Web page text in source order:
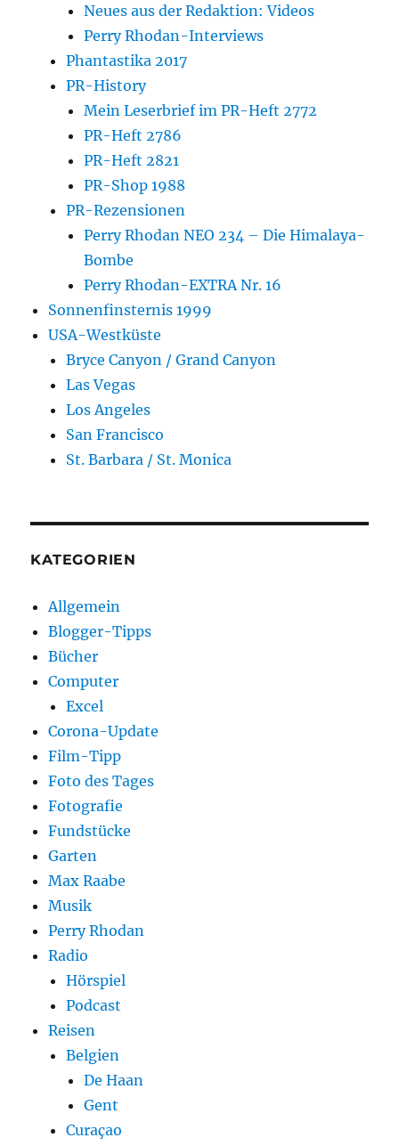
Neues aus der Redaktion: Videos
Perry Rhodan-Interviews
Phantastika 2017
PR-History
Mein Leserbrief im PR-Heft 2772
PR-Heft 2786
PR-Heft 2821
PR-Shop 1988
PR-Rezensionen
Perry Rhodan NEO 234 – Die Himalaya-
Bombe
Perry Rhodan-EXTRA Nr. 16
Sonnenfinsternis 1999
USA-Westküste
Bryce Canyon / Grand Canyon
Las Vegas
Los Angeles
San Francisco
St. Barbara / St. Monica
KATEGORIEN
Allgemein
Blogger-Tipps
Bücher
Computer
Excel
Corona-Update
Film-Tipp
Foto des Tages
Fotografie
Fundstücke
Garten
Max Raabe
Musik
Perry Rhodan
Radio
Hörspiel
Podcast
Reisen
Belgien
De Haan
Gent
Curaçao